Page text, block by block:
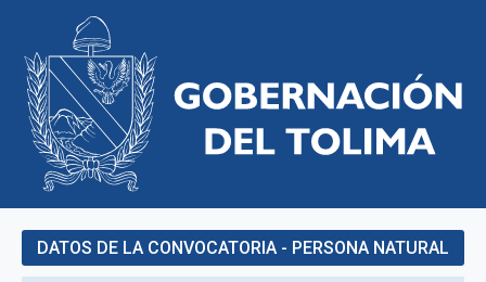
DATOS DE LA CONVOCATORIA - PERSONA NATURAL